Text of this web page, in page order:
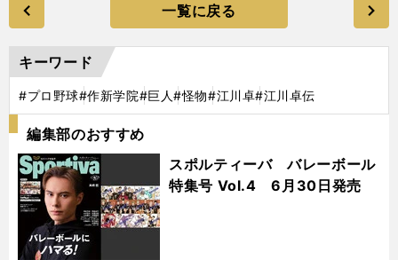
一覧に戻る
キーワード
#プロ野球#作新学院#巨人#怪物#江川卓#江川卓伝
編集部のおすすめ
スポルティーバ バレーボール
特集号 Vol.4 6月30日発売